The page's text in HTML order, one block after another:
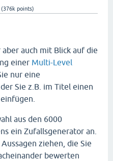
(376k points)
auch mit Blick auf die
einer Multi-Level
nur eine
Sie z.B. im Titel einen
aus den 6000
ein Zufallsgenerator an.
ziehen, die Sie
bewerten